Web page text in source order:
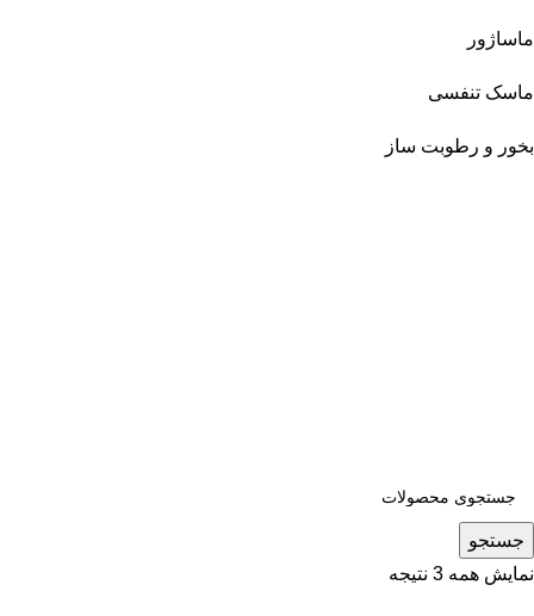
ماساژور
ماسک تنفسی
بخور و رطوبت ساز
جستجو
نمایش همه 3 نتیجه